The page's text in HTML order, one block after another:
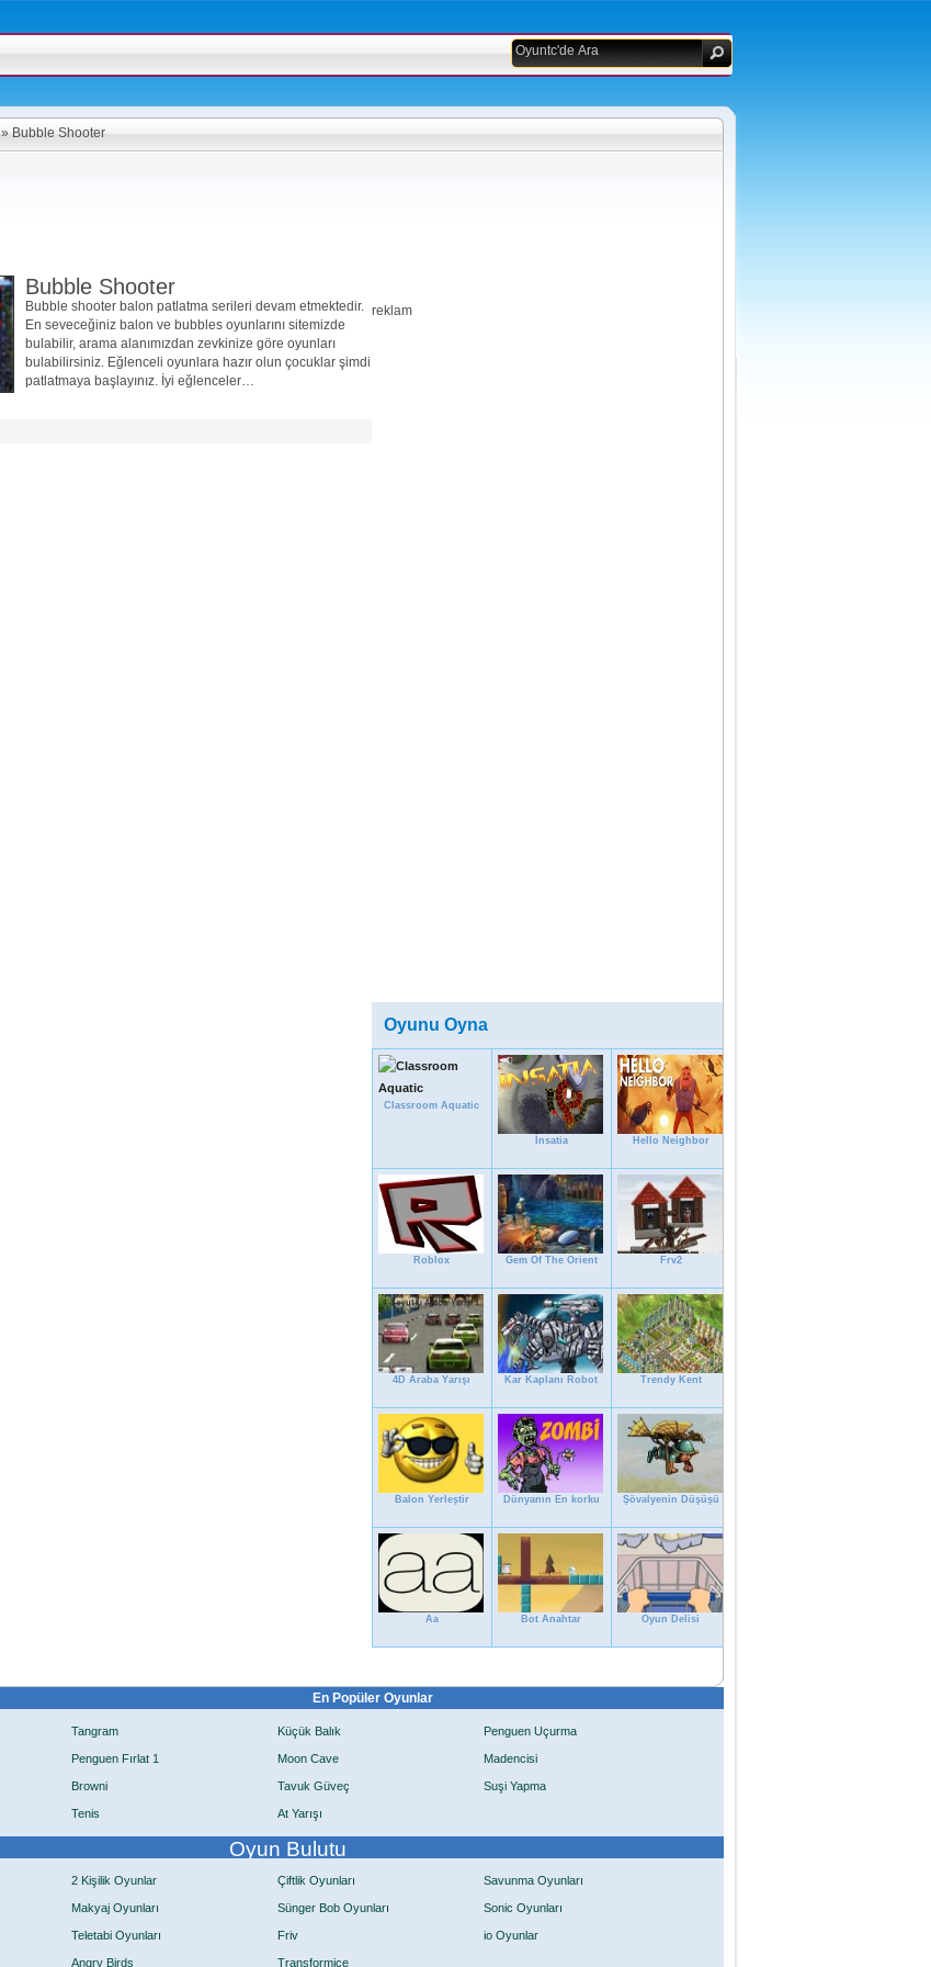
»Bubble Shooter
Bubble Shooter
Bubble shooter balon patlatma serileri devam etmektedir.
En seveceğiniz balon ve bubbles oyunlarını sitemizde
bulabilir, arama alanımızdan zevkinize göre oyunları
bulabilirsiniz. Eğlenceli oyunlara hazır olun çocuklar şimdi
patlatmaya başlayınız. İyi eğlenceler…
reklam
Oyunu Oyna
Classroom Aquatic
İnsatia Hello Neighbor
Roblox Gem Of The Orient Frv2
4D Araba Yarışı Kar Kaplanı Robot Trendy Kent
Balon Yerleştir Dünyanın En korku Şövalyenin Düşüşü
Aa Bot Anahtar Oyun Delisi
En Popüler Oyunlar
Tangram Küçük Balık Penguen Uçurma
Penguen Fırlat 1 Moon Cave Madencisi
Browni Tavuk Güveç Suşi Yapma
Tenis At Yarışı
Oyun Bulutu
2 Kişilik Oyunlar Çiftlik Oyunları Savunma Oyunları
Makyaj Oyunları Sünger Bob Oyunları Sonic Oyunları
Teletabi Oyunları Friv io Oyunlar
Angry Birds Transformice